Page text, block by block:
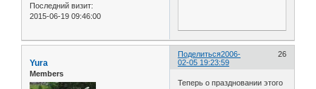
Последний визит:
2015-06-19 09:46:00
Поделиться 26
2006-
02-05 19:23:59
Yura
Members
Теперь о праздновании этого